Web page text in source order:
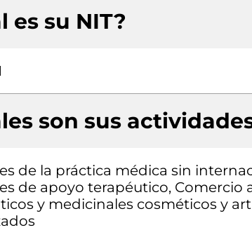
es su NIT?
son sus
de la práctica médica sin
de apoyo terapéutico,
y medicinales cosméticos y